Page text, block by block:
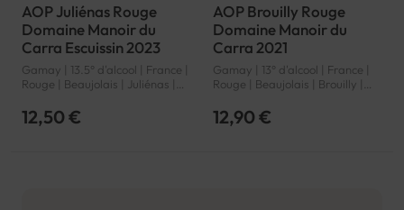
AOP Juliénas Rouge
Domaine Manoir du
Carra Escuissin 2023
Gamay | 13.5° d'alcool | France |
Rouge | Beaujolais | Juliénas |
12,50 €
AOP Brouilly Rouge
Domaine Manoir du
Carra 2021
Gamay | 13° d'alcool | France |
Rouge | Beaujolais | Brouilly |
12,90 €